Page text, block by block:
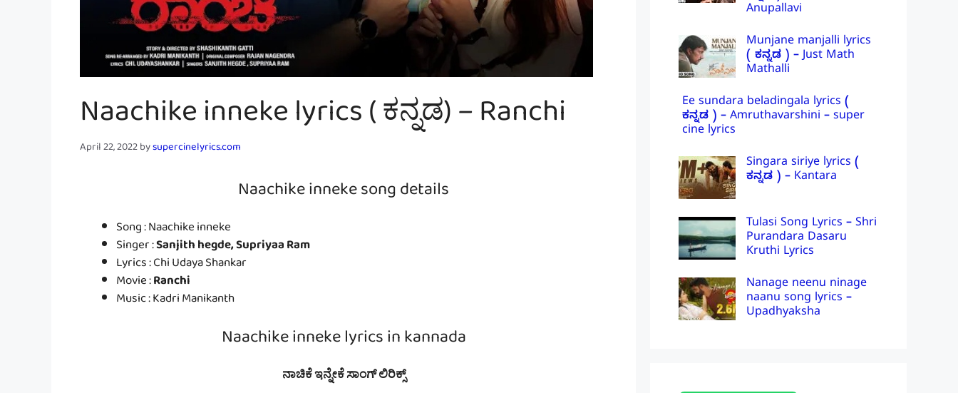
Naachike inneke lyrics ( ಕನ್ನಡ) – Ranchi
April 22, 2022bysupercinelyrics.com
Naachike inneke song details
Song : Naachike inneke
Singer :Sanjith hegde, Supriyaa Ram
Lyrics : Chi Udaya Shankar
Movie :Ranchi
Music : Kadri Manikanth
Naachike inneke lyrics in kannada
ನಾಚಿಕೆ ಇನ್ನೇಕೆ ಸಾಂಗ್ ಲಿರಿಕ್ಸ್
Anupallavi
Munjane manjalli lyrics
( ಕನ್ನಡ ) – Just Math
Mathalli
Ee sundara beladingala lyrics (
ಕನ್ನಡ ) – Amruthavarshini – super
cine lyrics
Singara siriye lyrics (
ಕನ್ನಡ ) – Kantara
Tulasi Song Lyrics – Shri
Purandara Dasaru
Kruthi Lyrics
Nanage neenu ninage
naanu song lyrics –
Upadhyaksha